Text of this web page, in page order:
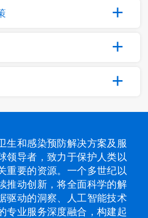
生和感染预防解决方案及服
领导者，致力于保护人类以
重要的资源。一个多世纪以
推动创新，将全面科学的解
驱动的洞察、人工智能技术
专业服务深度融合，构建起